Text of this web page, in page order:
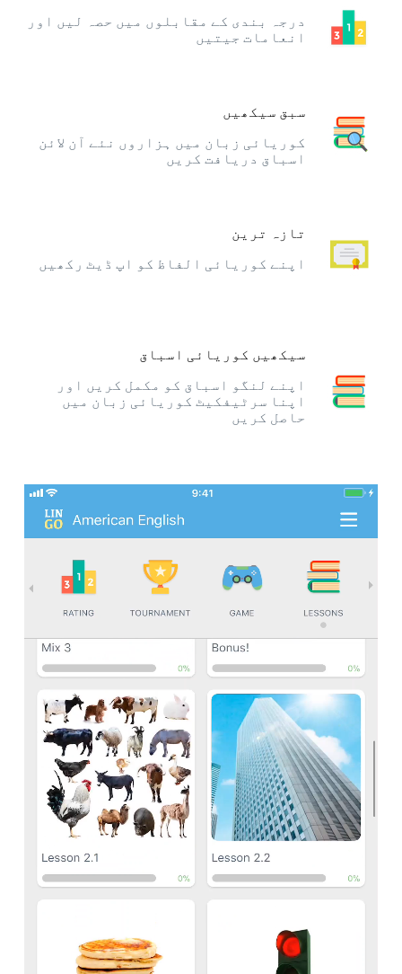
درجہ بندی کے مقابلوں میں حصہ لیں اور
انعامات جیتیں
سبق سیکھیں
کوریائی زبان میں ہزاروں نئے آن لائن
اسباق دریافت کریں
تازہ ترین
اپنے کوریائی الفاظ کو اپ ڈیٹ رکھیں
سیکھیں کوریائی اسباق
اپنے لنگو اسباق کو مکمل کریں اور
اپنا سرٹیفکیٹ کوریائی زبان میں
حاصل کریں